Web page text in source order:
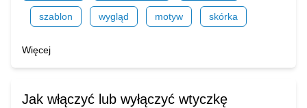
szablon wygląd motyw skórka
Więcej
Jak włączyć lub wyłączyć wtyczkę